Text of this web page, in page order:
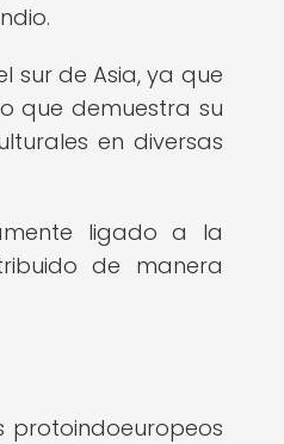
sur de Asia, ya que
que demuestra su
en diversas
ligado a la
de manera
protoindoeuropeos